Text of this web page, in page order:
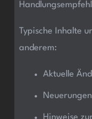
Typische Inhalte
anderem:
Aktuelle